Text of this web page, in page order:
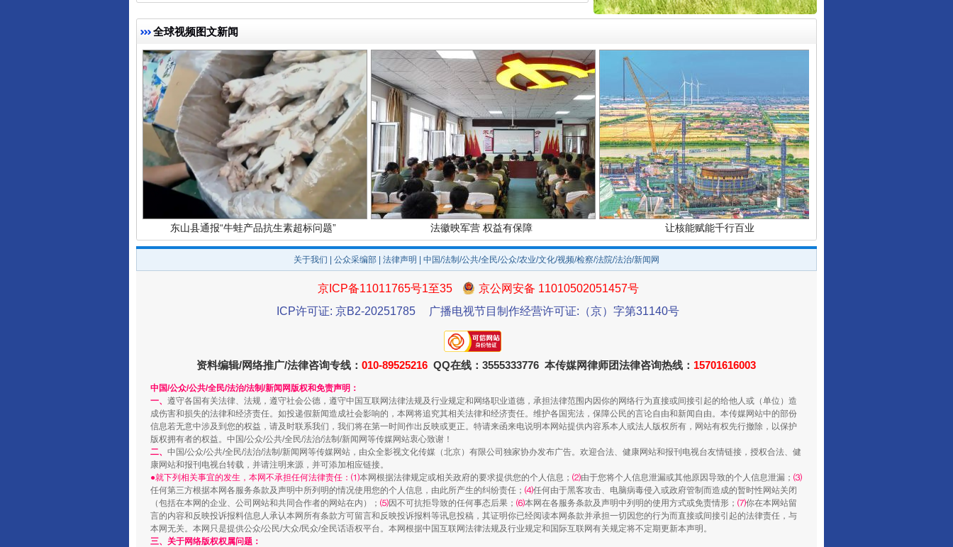
从“无产可执”到“全额执行”
事故致5死1伤，四川省安委会挂..
全球视频图文新闻
完善运行机制助力责任有效落实
东山县通报“牛蛙产品抗生素超标问题” 法徽映军营 权益有保障 让核能赋能千行百业
千年窑火 生生不息 一批国家标准开始实施 从数据变化看反腐深化
关于我们 公众采编部 法律声明 | 中国/法制/公共/全民/公众/农业/文化/视频/检察/法院/法治/新闻网
京ICP备11011765号1至35
京公网安备 11010502051457号
ICP许可证: 京B2-20251785
广播电视节目制作经营许可证:（京）字第31140号
资料编辑/网络推广/法律咨询专线： 010-89525216 QQ在线：3555333776 本传媒网律师团法律咨询热线： 15701616003
中国/公众/公共/全民/法治/法制/新闻网版权和免责声明：
一、 遵守各国有关法律、法规，遵守社会公德，遵守中国互联网法律法规及行业规定和网络职业道德，承担法律范围内因你的网络行为直接或间接引起的给他人或（单位）造
成伤害和损失的法律和经济责任。如投递假新闻造成社会影响的，本网将追究其相关法律和经济责任。维护各国宪法，保障公民的言论自由和新闻自由。本传媒网站中的部份
信息若无意中涉及到您的权益，请及时联系我们，我们将在第一时间作出反映或更正。特请来函来电说明本网站提供内容系本人或法人版权所有，网站有权先行撤除，以保护
版权拥有者的权益。中国/公众/公共/全民/法治/法制/新闻网等传媒网站衷心致谢！
二、 中国/公众/公共/全民/法治/法制/新闻网等传媒网站，由众全影视文化传媒（北京）有限公司独家协办发布广告。欢迎合法、健康网站和报刊电视台友情链接，授权合法、健
康网站和报刊电视台转载，并请注明来源，并可添加相应链接。
●就下列相关事宜的发生，本网不承担任何法律责任：⑴本网根据法律规定或相关政府的要求提供您的个人信息； ⑵由于您将个人信息泄漏或其他原因导致的个人信息泄漏； ⑶
任何第三方根据本网各服务条款及声明中所列明的情况使用您的个人信息，由此所产生的纠纷责任； ⑷任何由于黑客攻击、电脑病毒侵入或政府管制而造成的暂时性网站关闭
（包括在本网的企业、公司网站和共同合作者的网站在内）； ⑸因不可抗拒导致的任何事态后果； ⑹本网在各服务条款及声明中列明的使用方式或免责情形； ⑺你在本网站留
言的内容和反映投诉报料信息人承认本网所有条款方可留言和反映投诉报料等讯息投稿，其证明你已经阅读本网条款并承担一切因您的行为而直接或间接引起的法律责任，与
本网无关。本网只是提供公众/公民/大众/民众/全民话语权平台。本网根据中国互联网法律法规及行业规定和国际互联网有关规定将不定期更新本声明。
三、关于网络版权权属问题：